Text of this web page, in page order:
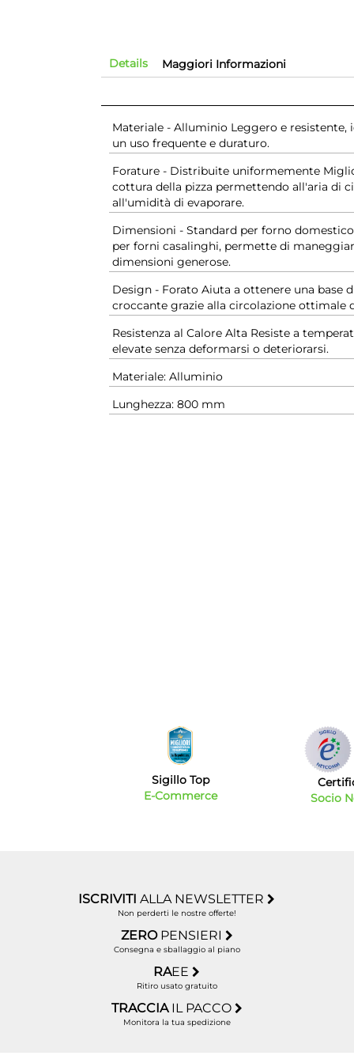
Details
Materiale - Alluminio Leggero e resistente,
un uso frequente e duraturo.
Forature - Distribuite uniformemente
cottura della pizza permettendo all'aria di
all'umidità di evaporare.
Dimensioni - Standard per forno
per forni casalinghi, permette di
dimensioni generose.
Design - Forato Aiuta a ottenere una base
croccante grazie alla circolazione ottimale
Resistenza al Calore Alta Resiste a
elevate senza deformarsi o deteriorarsi.
Materiale: Alluminio
Lunghezza: 800 mm
Maggiori Informazioni
Sigillo Top
E-Commerce
Socio
ISCRIVITIALLA NEWSLETTER
Non perderti le nostre offerte!
ZERO PENSIERI
Consegna e sballaggio al piano
RAEE
Ritiro usato gratuito
TRACCIA IL PACCO
Monitora la tua spedizione